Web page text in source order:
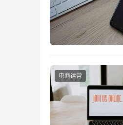
电商运营